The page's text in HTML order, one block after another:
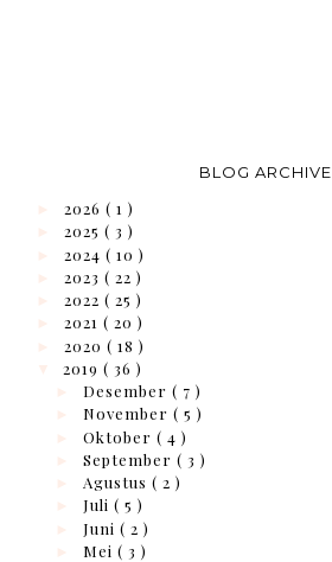
BLOG ARCHIVE
2026 ( 1 )
2025 ( 3 )
2024 ( 10 )
2023 ( 22 )
2022 ( 25 )
2021 ( 20 )
2020 ( 18 )
2019 ( 36 )
Desember ( 7 )
November ( 5 )
Oktober ( 4 )
September ( 3 )
Agustus ( 2 )
Juli ( 5 )
Juni ( 2 )
Mei ( 3 )